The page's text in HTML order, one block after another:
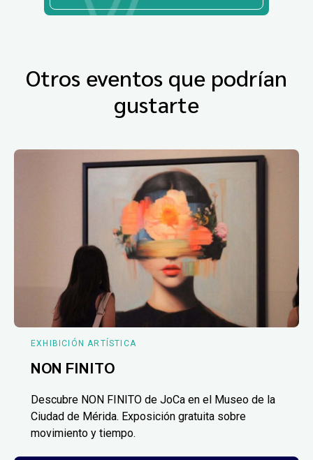
Otros eventos que podrían
gustarte
EXHIBICIÓN ARTÍSTICA
NON FINITO
Descubre NON FINITO de JoCa en el Museo de la
Ciudad de Mérida. Exposición gratuita sobre
movimiento y tiempo.